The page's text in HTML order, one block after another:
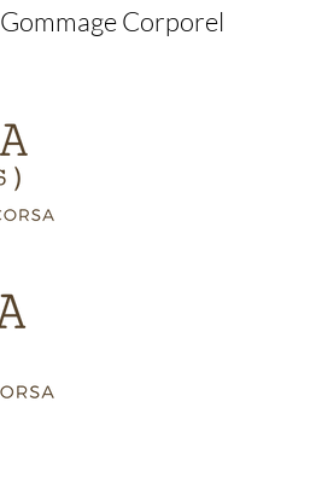
Gommage Corporel